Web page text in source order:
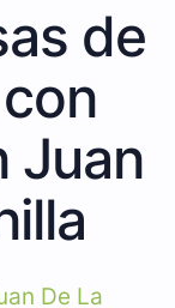
de
Juan
De La